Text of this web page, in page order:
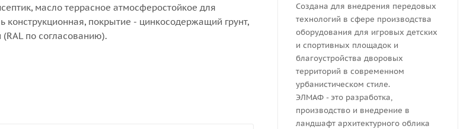
масло террасное атмосферостойкое для
покрытие - цинкосодержащий грунт,
по согласованию).
Создана для внедрения передовых
технологий в сфере производства
оборудования для игровых детских
и спортивных площадок и
благоустройства дворовых
территорий в современном
урбанистическом стиле.
ЭЛМАФ - это разработка,
производство и внедрение в
ландшафт архитектурного облика